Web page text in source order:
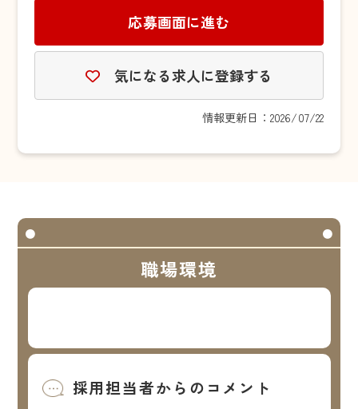
応募画面に進む
気になる求人に登録する
情報更新日：2026/07/22
職場環境
採用担当者からのコメント